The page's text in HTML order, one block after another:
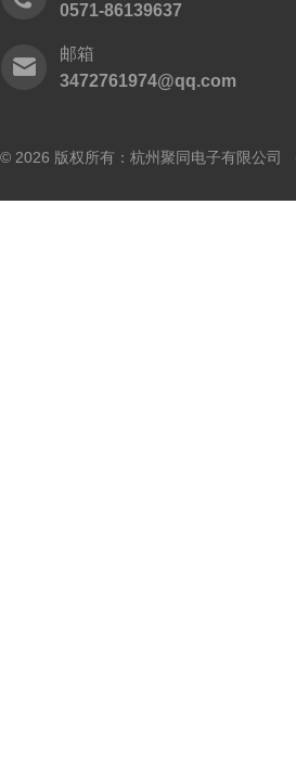
0571-86139637
邮箱
3472761974@qq.com
© 2026 版权所有：杭州聚同电子有限公司